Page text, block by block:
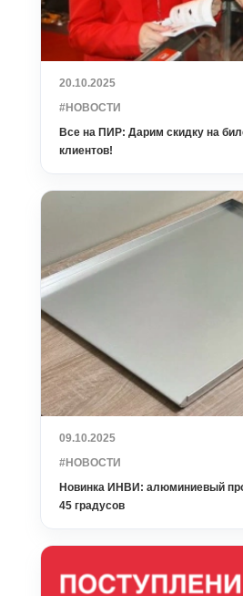
20.10.2025
#НОВОСТИ
Все на ПИР: Дарим скидку на
клиентов!
09.10.2025
#НОВОСТИ
Новинка ИНВИ: алюминиевый
45 градусов